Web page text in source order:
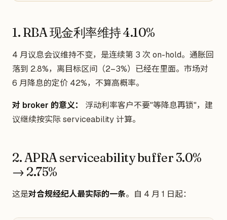
1. RBA 现金利率维持 4.10%
4 月议息会议维持不变，是连续第 3 次 on-hold。通胀回
落到 2.8%，离目标区间（2–3%）已经在里面。市场对
6 月降息的定价 42%，不算高概率。
对 broker 的意义：
浮动利率客户不要"等降息再锁"，建
议继续按实际 serviceability 计算。
2. APRA serviceability buffer 3.0%
→ 2.75%
这是对合规经纪人最实际的一条。自 4 月 1 日起：